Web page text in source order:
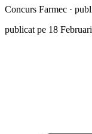
Concurs Farmec ·
publicat pe 18